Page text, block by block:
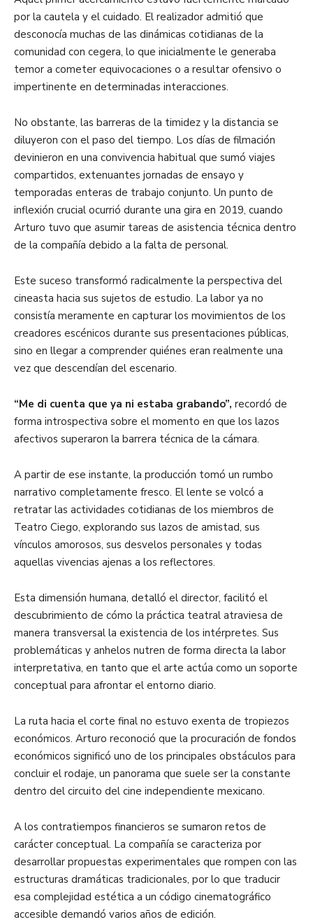
por la cautela y el cuidado. El realizador admitió que
desconocía muchas de las dinámicas cotidianas de la
comunidad con cegera, lo que inicialmente le generaba
temor a cometer equivocaciones o a resultar ofensivo o
impertinente en determinadas interacciones.
No obstante, las barreras de la timidez y la distancia se
diluyeron con el paso del tiempo. Los días de filmación
devinieron en una convivencia habitual que sumó viajes
compartidos, extenuantes jornadas de ensayo y
temporadas enteras de trabajo conjunto. Un punto de
inflexión crucial ocurrió durante una gira en 2019, cuando
Arturo tuvo que asumir tareas de asistencia técnica dentro
de la compañía debido a la falta de personal.
Este suceso transformó radicalmente la perspectiva del
cineasta hacia sus sujetos de estudio. La labor ya no
consistía meramente en capturar los movimientos de los
creadores escénicos durante sus presentaciones públicas,
sino en llegar a comprender quiénes eran realmente una
vez que descendían del escenario.
“Me di cuenta que ya ni estaba grabando”, recordó de
forma introspectiva sobre el momento en que los lazos
afectivos superaron la barrera técnica de la cámara.
A partir de ese instante, la producción tomó un rumbo
narrativo completamente fresco. El lente se volcó a
retratar las actividades cotidianas de los miembros de
Teatro Ciego, explorando sus lazos de amistad, sus
vínculos amorosos, sus desvelos personales y todas
aquellas vivencias ajenas a los reflectores.
Esta dimensión humana, detalló el director, facilitó el
descubrimiento de cómo la práctica teatral atraviesa de
manera transversal la existencia de los intérpretes. Sus
problemáticas y anhelos nutren de forma directa la labor
interpretativa, en tanto que el arte actúa como un soporte
conceptual para afrontar el entorno diario.
La ruta hacia el corte final no estuvo exenta de tropiezos
económicos. Arturo reconoció que la procuración de fondos
económicos significó uno de los principales obstáculos para
concluir el rodaje, un panorama que suele ser la constante
dentro del circuito del cine independiente mexicano.
A los contratiempos financieros se sumaron retos de
carácter conceptual. La compañía se caracteriza por
desarrollar propuestas experimentales que rompen con las
estructuras dramáticas tradicionales, por lo que traducir
esa complejidad estética a un código cinematográfico
accesible demandó varios años de edición.